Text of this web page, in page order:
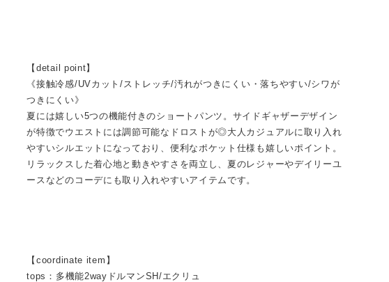
【detail point】
《接触冷感/UVカット/ストレッチ/汚れがつきにくい・落ちやすい/シワが
つきにくい》
夏には嬉しい5つの機能付きのショートパンツ。サイドギャザーデザイン
が特徴でウエストには調節可能なドロストが◎大人カジュアルに取り入れ
やすいシルエットになっており、便利なポケット仕様も嬉しいポイント。
リラックスした着心地と動きやすさを両立し、夏のレジャーやデイリーユ
ースなどのコーデにも取り入れやすいアイテムです。
【coordinate item】
tops：多機能2wayドルマンSH/エクリュ